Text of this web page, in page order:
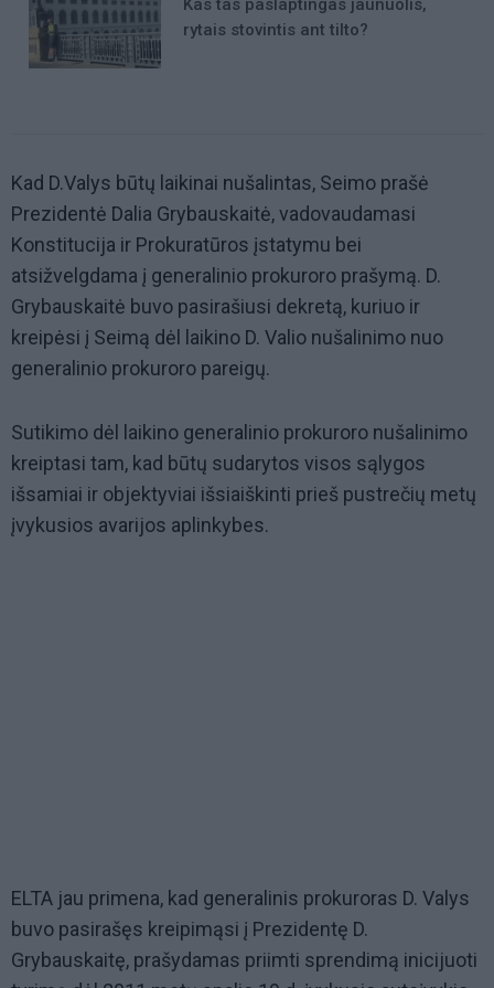
Kas tas paslaptingas jaunuolis,
rytais stovintis ant tilto?
Kad D.Valys būtų laikinai nušalintas, Seimo prašė
Prezidentė Dalia Grybauskaitė, vadovaudamasi
Konstitucija ir Prokuratūros įstatymu bei
atsižvelgdama į generalinio prokuroro prašymą. D.
Grybauskaitė buvo pasirašiusi dekretą, kuriuo ir
kreipėsi į Seimą dėl laikino D. Valio nušalinimo nuo
generalinio prokuroro pareigų.
Sutikimo dėl laikino generalinio prokuroro nušalinimo
kreiptasi tam, kad būtų sudarytos visos sąlygos
išsamiai ir objektyviai išsiaiškinti prieš pustrečių metų
įvykusios avarijos aplinkybes.
ELTA jau primena, kad generalinis prokuroras D. Valys
buvo pasirašęs kreipimąsi į Prezidentę D.
Grybauskaitę, prašydamas priimti sprendimą inicijuoti